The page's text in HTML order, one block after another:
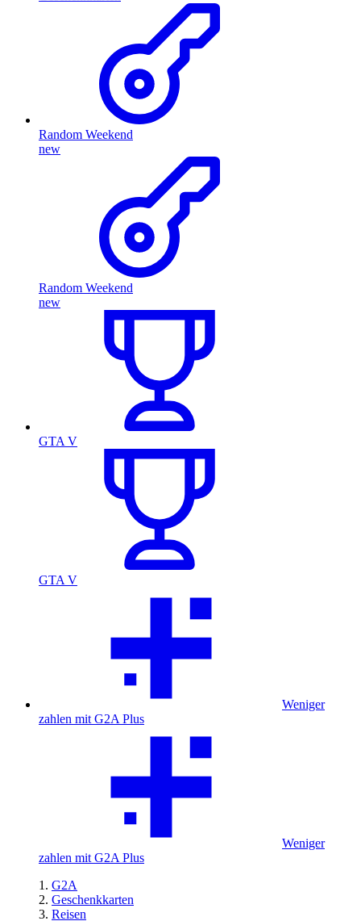
Random Weekend
new
Random Weekend
new
GTA V
GTA V
Weniger
zahlen mit G2A Plus
Weniger
zahlen mit G2A Plus
G2A
Geschenkkarten
Reisen